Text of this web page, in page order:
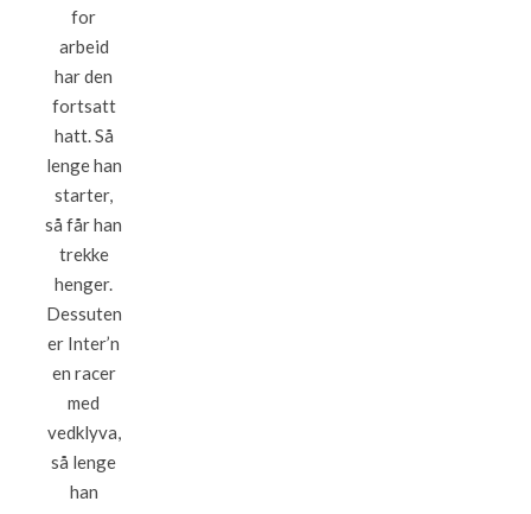
for
arbeid
har den
fortsatt
hatt. Så
lenge han
starter,
så får han
trekke
henger.
Dessuten
er Inter’n
en racer
med
vedklyva,
så lenge
han